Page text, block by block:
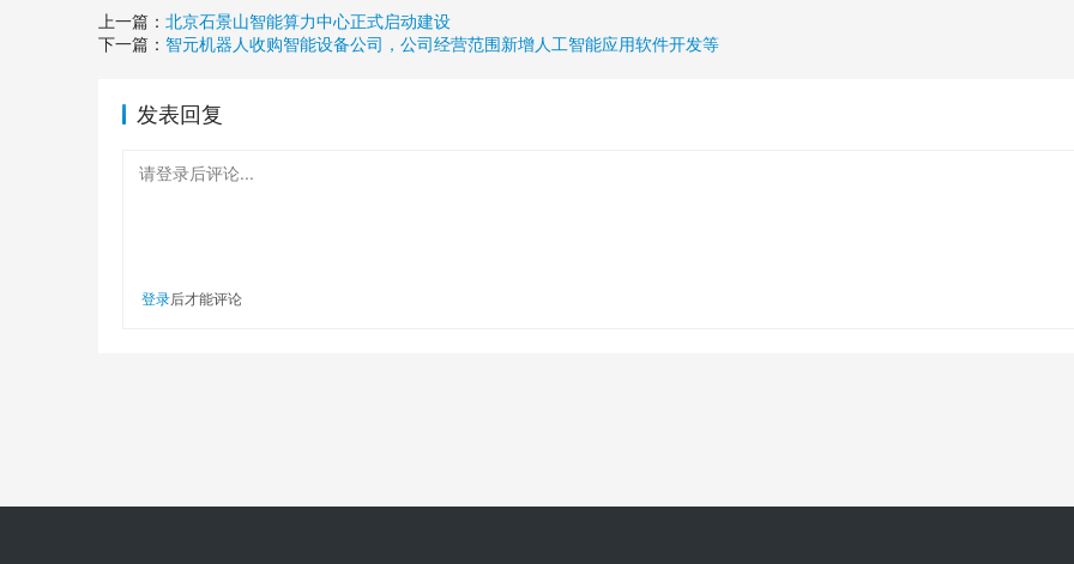
上一篇： 北京石景山智能算力中心正式启动建设
下一篇： 智元机器人收购智能设备公司，公司经营范围新增人工智能应用软件开发等
发表回复
请登录后评论...
登录后才能评论